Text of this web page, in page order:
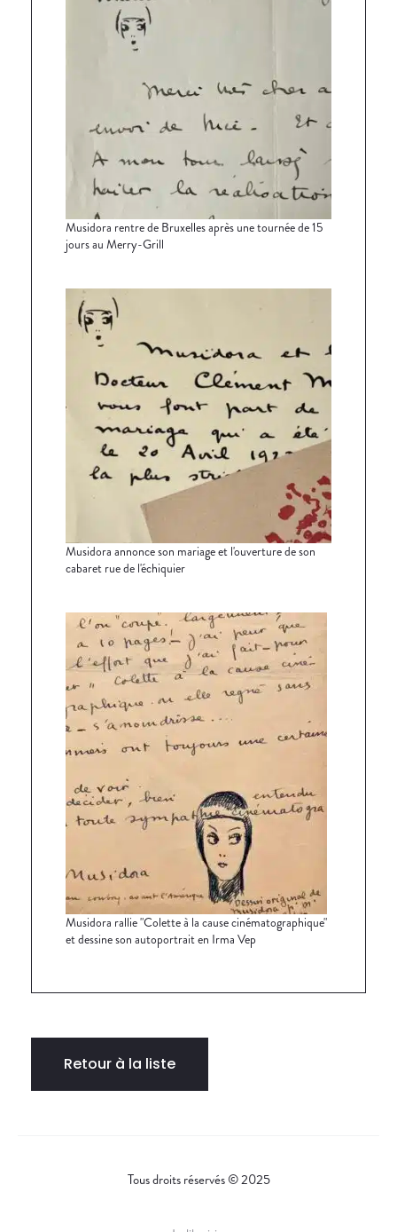
Musidora rentre de Bruxelles après une tournée de 15
jours au Merry-Grill
Musidora annonce son mariage et l'ouverture de son
cabaret rue de l'échiquier
Musidora rallie "Colette à la cause cinématographique"
et dessine son autoportrait en Irma Vep
Retour à la liste
Tous droits réservés © 2025